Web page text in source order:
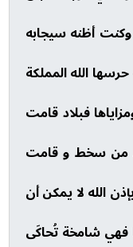
وكنت أظنه سيجابه
الله المملكة
فبلاد قامت
من سخط و قامت
الله لا يمكن أن
فهي شامخة تُحاكَى